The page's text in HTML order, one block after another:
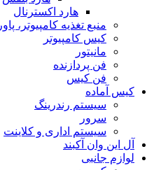
هارد اکسترنال
منبع تغذیه کامپیوتر، پاور
کیس کامپیوتر
مانیتور
فن پردازنده
فن کیس
کیس آماده
سیستم رندرینگ
سرور
سیستم‌ اداری و کلاینت
آل این وان آکبند
لوازم جانبی